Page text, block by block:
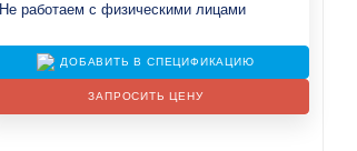
Не работаем с физическими лицами
ДОБАВИТЬ В СПЕЦИФИКАЦИЮ
ЗАПРОСИТЬ ЦЕНУ